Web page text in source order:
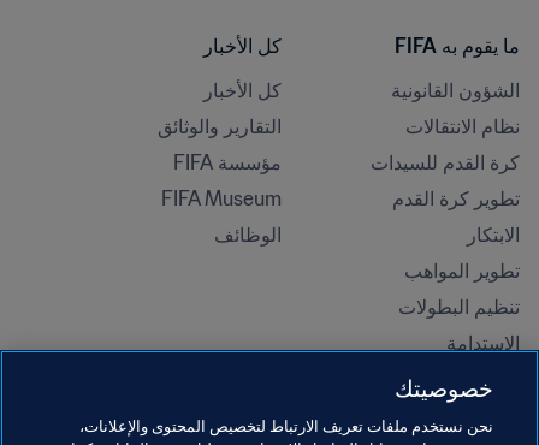
ما يقوم به FIFA
الشؤون القانونية
نظام الانتقالات
كرة القدم للسيدات
تطوير كرة القدم
الابتكار
تطوير المواهب
تنظيم البطولات
الاستدامة
حقوق الإنسان ومناهضة التمييز
كل الأخبار
كل الأخبار
التقارير والوثائق
مؤسسة FIFA
FIFA Museum
الوظائف
خصوصيتك
نحن نستخدم ملفات تعريف الارتباط لتخصيص المحتوى والإعلانات،